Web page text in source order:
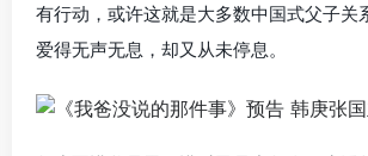
有行动，或许这就是大多数中国式父子关
爱得无声无息，却又从未停息。